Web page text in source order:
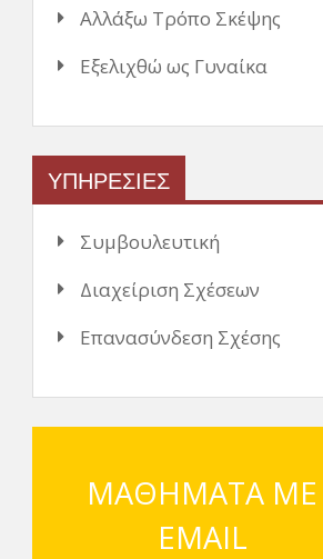
Αλλάξω Τρόπο Σκέψης
Εξελιχθώ ως Γυναίκα
ΥΠΗΡΕΣΙΕΣ
Συμβουλευτική
Διαχείριση Σχέσεων
Επανασύνδεση Σχέσης
ΜΑΘΗΜΑΤΑ ΜΕ
EMAIL